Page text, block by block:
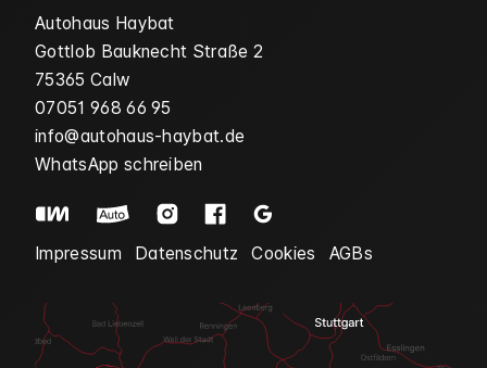
Autohaus Haybat
Gottlob Bauknecht Straße 2
75365 Calw
07051 968 66 95
info@autohaus-haybat.de
WhatsApp schreiben
Impressum Datenschutz Cookies AGBs